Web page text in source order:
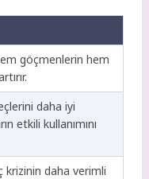
göçmenlerin hem
daha iyi
etkili kullanımını
krizinin daha verimli